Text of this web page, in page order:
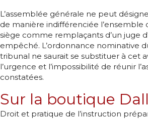
L’assemblée générale ne peut
de manière indifférenciée l’ensemble
siège comme remplaçants d’un juge
empêché. L’ordonnance nominative
tribunal ne saurait se substituer à cet
l’urgence et l’impossibilité de réunir
constatées.
Sur la boutique
Droit et pratique de l’instruction